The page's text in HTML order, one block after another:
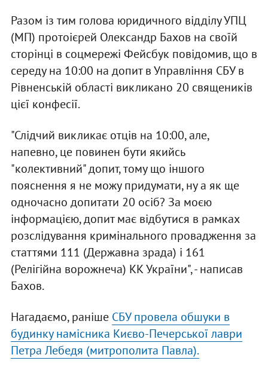
Разом із тим голова юридичного відділу УПЦ
(МП) протоієрей Олександр Бахов на своїй
сторінці в соцмережі Фейсбук повідомив, що в
середу на 10:00 на допит в Управління СБУ в
Рівненській області викликано 20 священиків
цієї конфесії.
"Слідчий викликає отців на 10:00, але,
напевно, це повинен бути якийсь
"колективний" допит, тому що іншого
пояснення я не можу придумати, ну а як ще
одночасно допитати 20 осіб? За моєю
інформацією, допит має відбутися в рамках
розслідування кримінального провадження за
статтями 111 (Державна зрада) і 161
(Релігійна ворожнеча) КК України", - написав
Бахов.
Нагадаємо, раніше СБУ провела обшуки в
будинку намісника Києво-Печерської лаври
Петра Лебедя (митрополита Павла).